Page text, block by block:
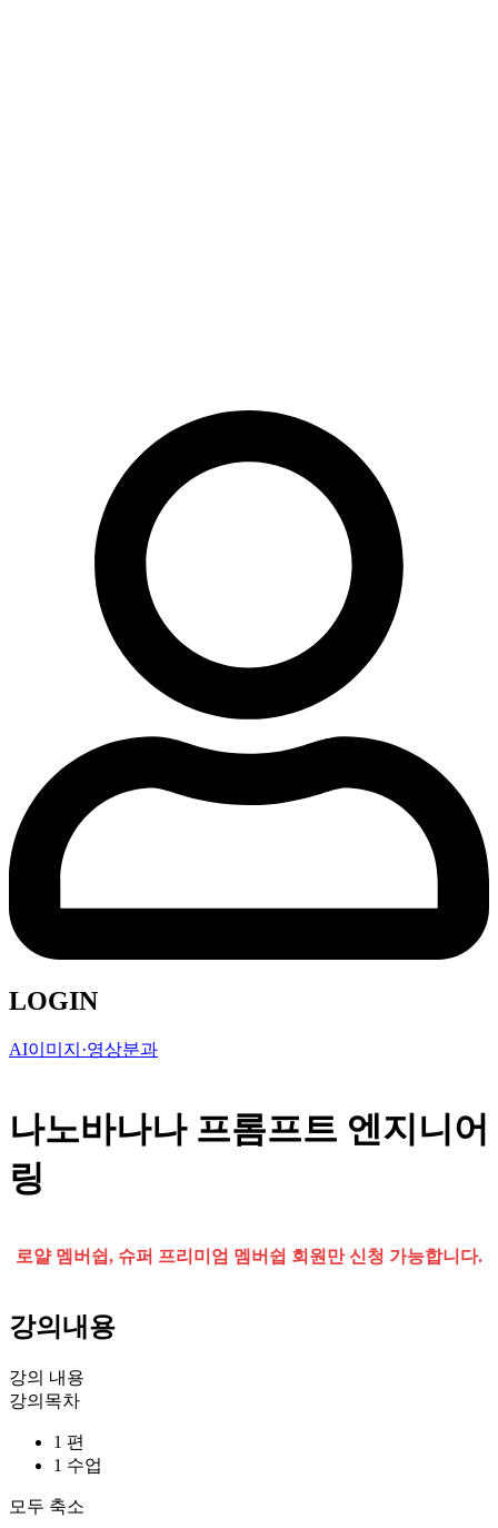
LOGIN
AI이미지·영상분과
나노바나나 프롬프트 엔지니어
링
로얄 멤버쉽, 슈퍼 프리미엄 멤버쉽 회원만 신청 가능합니다.
강의내용
강의 내용
강의목차
1 편
1 수업
모두 축소